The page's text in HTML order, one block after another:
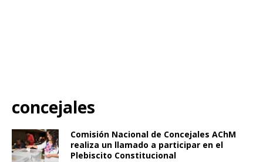
concejales
Comisión Nacional de Concejales AChM
realiza un llamado a participar en el
Plebiscito Constitucional